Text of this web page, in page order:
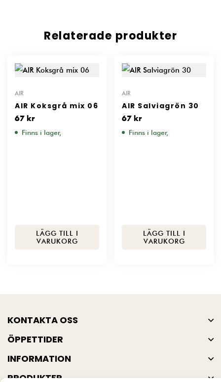
Relaterade produkter
AIR
AIR Koksgrå mix 06
67 kr
Finns i lager,
LÄGG TILL I
VARUKORG
AIR
AIR Salviagrön 30
67 kr
Finns i lager,
LÄGG TILL I
VARUKORG
KONTAKTA OSS
ÖPPETTIDER
INFORMATION
PRODUKTER